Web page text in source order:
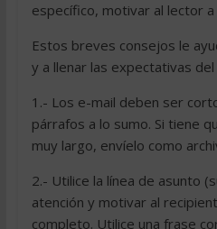
específico, motivar al lector
Estos breves consejos le
y a llenar las expectativas
1.- Los e-mail deben ser
párrafos a lo sumo. Si tiene
muy largo, envíelo como
2.- Utilice la línea de asunto
atención y motivar al
completo. Utilice una frase